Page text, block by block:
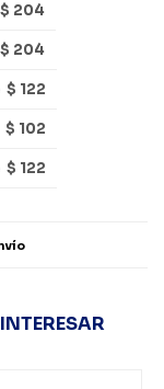
$ 204
$ 204
$ 122
$ 102
$ 122